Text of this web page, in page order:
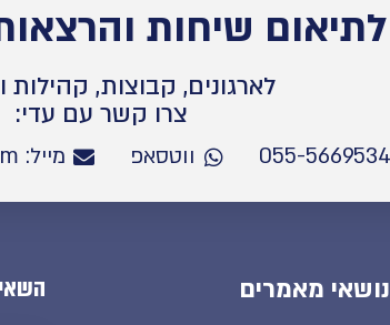
לתיאום שיחות
לארגונים, קבוצות, קהילות
צרו קשר עם עדי:
ווטסאפ מייל: Netanel.mifgash@gmail.com
נושאי מאמרים